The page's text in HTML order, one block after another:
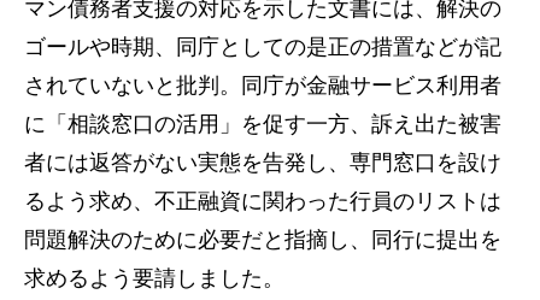
マン債務者支援の対応を示した文書には、解決の
ゴールや時期、同庁としての是正の措置などが記
されていないと批判。同庁が金融サービス利用者
に「相談窓口の活用」を促す一方、訴え出た被害
者には返答がない実態を告発し、専門窓口を設け
るよう求め、不正融資に関わった行員のリストは
問題解決のために必要だと指摘し、同行に提出を
求めるよう要請しました。